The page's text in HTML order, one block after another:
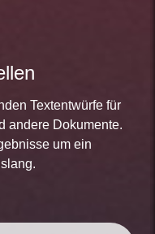
Textentwürfe für
andere Dokumente.
um ein